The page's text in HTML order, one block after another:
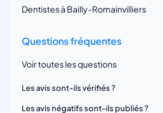
Dentistes à Bailly-Romainvilliers
Questions fréquentes
Voir toutes les questions
Les avis sont-ils vérifiés ?
Les avis négatifs sont-ils publiés ?